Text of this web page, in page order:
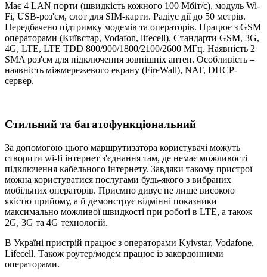
Має 4 LAN порти (швидкість кожного 100 Мбіт/с), модуль Wi-
Fi, USB-роз'єм, слот для SIM-карти. Радіус дії до 50 метрів.
Передбачено підтримку модемів та операторів. Працює з GSM
операторами (Київстар, Vodafon, lifecell). Стандарти GSM, 3G,
4G, LTE, LTE TDD 800/900/1800/2100/2600 МГц. Наявність 2
SMA роз'єм для підключення зовнішніх антен. Особливість –
наявність міжмережевого екрану (FireWall), NAT, DHCP-
сервер.
Стильний та багатофункціональний
За допомогою цього маршрутизатора користувачі можуть
створити wi-fi інтернет з'єднання там, де немає можливості
підключення кабельного інтернету. Завдяки такому пристрої
можна користуватися послугами будь-якого з вибраних
мобільних операторів. Приємно дивує не лише високою
якістю прийому, а й демонструє відмінні показники
максимально можливої швидкості при роботі в LTE, а також
2G, 3G та 4G технологій.
В Україні пристрій працює з операторами Kyivstar, Vodafone,
Lifecell. Також роутер/модем працює із закордонними
операторами.